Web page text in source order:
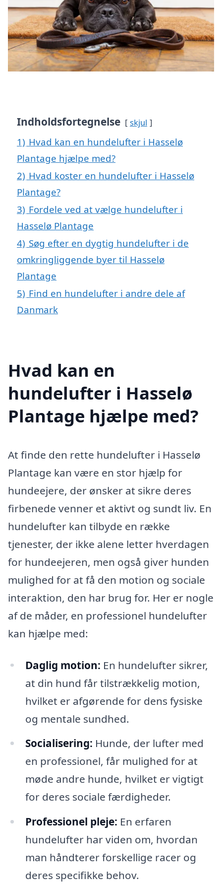
Indholdsfortegnelse skjul
1) Hvad kan en hundelufter i Hasselø
Plantage hjælpe med?
2) Hvad koster en hundelufter i Hasselø
Plantage?
3) Fordele ved at vælge hundelufter i
Hasselø Plantage
4) Søg efter en dygtig hundelufter i de
omkringliggende byer til Hasselø
Plantage
5) Find en hundelufter i andre dele af
Danmark
Hvad kan en
hundelufter i Hasselø
Plantage hjælpe med?
At finde den rette hundelufter i Hasselø
Plantage kan være en stor hjælp for
hundeejere, der ønsker at sikre deres
firbenede venner et aktivt og sundt liv. En
hundelufter kan tilbyde en række
tjenester, der ikke alene letter hverdagen
for hundeejeren, men også giver hunden
mulighed for at få den motion og sociale
interaktion, den har brug for. Her er nogle
af de måder, en professionel hundelufter
kan hjælpe med:
Daglig motion: En hundelufter sikrer,
at din hund får tilstrækkelig motion,
hvilket er afgørende for dens fysiske
og mentale sundhed.
Socialisering: Hunde, der lufter med
en professionel, får mulighed for at
møde andre hunde, hvilket er vigtigt
for deres sociale færdigheder.
Professionel pleje: En erfaren
hundelufter har viden om, hvordan
man håndterer forskellige racer og
deres specifikke behov.